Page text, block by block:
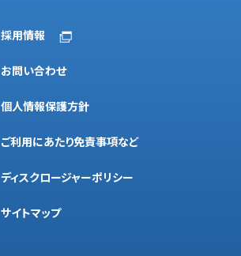
採用情報
お問い合わせ
個人情報保護方針
ご利用にあたり免責事項など
ディスクロージャーポリシー
サイトマップ